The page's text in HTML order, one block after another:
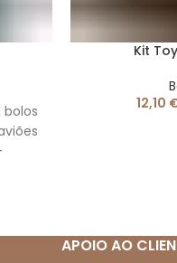
Kit
12,10
APOIO AO